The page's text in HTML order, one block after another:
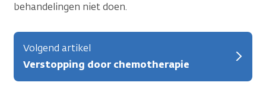
behandelingen niet doen.
Volgend artikel
Verstopping door chemotherapie